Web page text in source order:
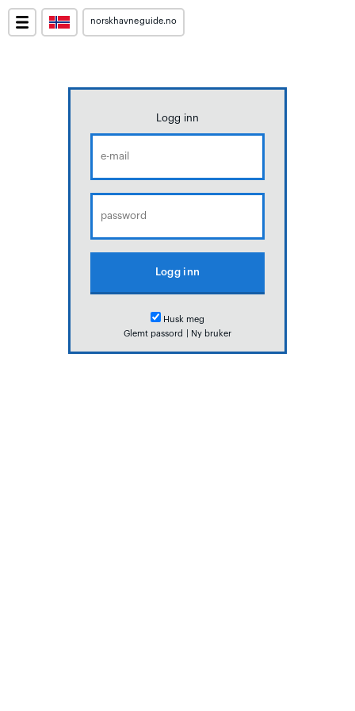
norskhavneguide.no
Logg inn
Husk meg
Glemt passord
Ny bruker